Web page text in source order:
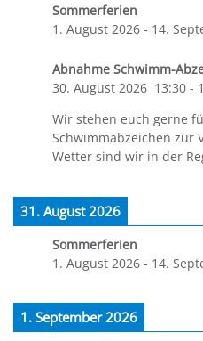
Sommerferien
1. August 2026 - 14.
Abnahme Schwimm-
30. August 2026 13:30 -
Wir stehen euch gerne
Schwimmabzeichen zur
Wetter sind wir in der
31. August 2026
Sommerferien
1. August 2026 - 14.
1. September 2026